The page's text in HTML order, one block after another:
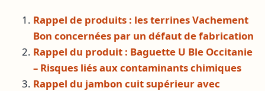
Rappel de produits : les terrines Vachement
Bon concernées par un défaut de fabrication
Rappel du produit : Baguette U Ble Occitanie
– Risques liés aux contaminants chimiques
Rappel du jambon cuit supérieur avec